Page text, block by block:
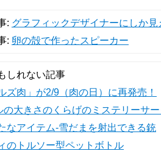
: グラフィックデザイナーにしか見
: 卵の殻で作ったスピーカー
しれない記事
ズ肉」が2/9（肉の日）に再発売！
の大きさのくらげのミステリーサ
なアイテム-雪だまを射出できる銃
のトルソー型ペットボトル